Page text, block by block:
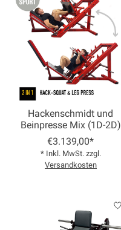
Hackenschmidt und
Beinpresse Mix (1D-2D)
€3.139,00*
* Inkl. MwSt. zzgl.
Versandkosten